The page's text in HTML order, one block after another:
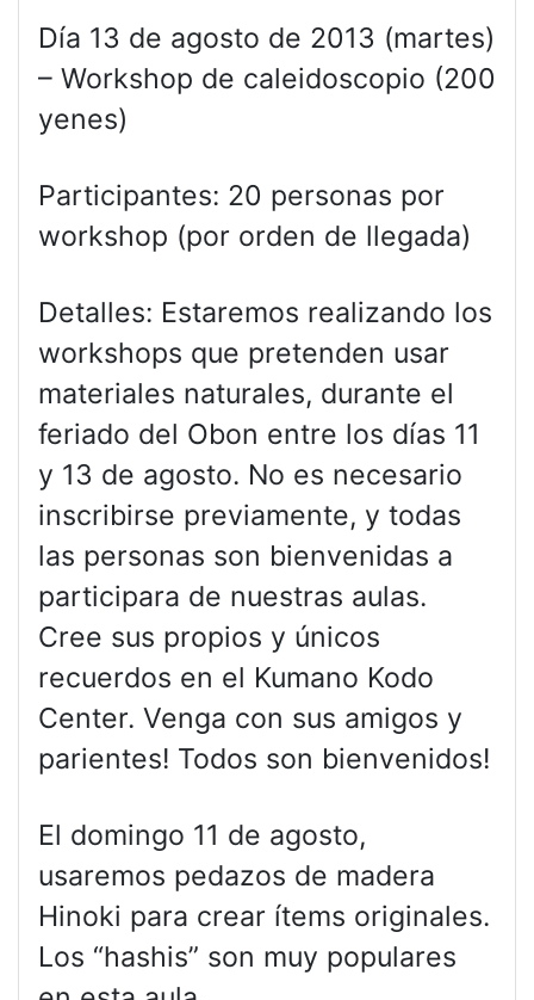
Día 13 de agosto de 2013 (martes)
– Workshop de caleidoscopio (200
yenes)
Participantes: 20 personas por
workshop (por orden de llegada)
Detalles: Estaremos realizando los
workshops que pretenden usar
materiales naturales, durante el
feriado del Obon entre los días 11
y 13 de agosto. No es necesario
inscribirse previamente, y todas
las personas son bienvenidas a
participara de nuestras aulas.
Cree sus propios y únicos
recuerdos en el Kumano Kodo
Center. Venga con sus amigos y
parientes! Todos son bienvenidos!
El domingo 11 de agosto,
usaremos pedazos de madera
Hinoki para crear ítems originales.
Los “hashis” son muy populares